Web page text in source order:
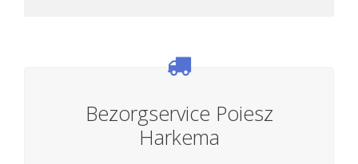
Bezorgservice Poiesz
Harkema